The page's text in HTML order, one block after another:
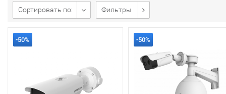
Сортировать по: Фильтры
-50% -50%